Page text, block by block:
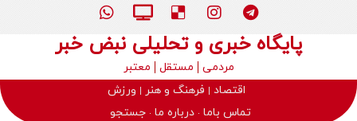
پایگاه خبری و تحلیلی نبض خبر
مردمی مستقل
معتبر
اقتصاد
فرهنگ و هنر
ورزش
تماس باما درباره ما جستجو